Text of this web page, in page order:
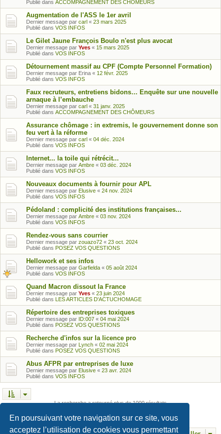
En poursuivant votre navigation sur ce site, vous
acceptez l’utilisation de cookies vous permettant
Publié dans ACCOMPAGNEMENT DES CHÔMEURS
Augmentation de l'ASS le 1er avril
Dernier message par carl « 23 mars 2025
Publié dans VOS INFOS
Le Gilet Jaune François Boulo n'est plus avocat
Dernier message par Yves « 15 mars 2025
Publié dans VOS INFOS
Détournement massif au CPF (Compte Personnel Formation)
Dernier message par Erina « 12 févr. 2025
Publié dans VOS INFOS
Faux recruteurs, entretiens bidons… Enquête sur une nouvelle
arnaque à l’embauche
Dernier message par carl « 31 janv. 2025
Publié dans ACCOMPAGNEMENT DES CHÔMEURS
Assurance chômage : in extremis, le gouvernement donne son
feu vert à la réforme
Dernier message par carl « 04 déc. 2024
Publié dans VOS INFOS
Internet... la toile qui rétrécit...
Dernier message par Ambre « 03 déc. 2024
Publié dans VOS INFOS
Nouveaux documents à fournir pour APL
Dernier message par Elusive « 24 nov. 2024
Publié dans VOS INFOS
Pédoland : complicité des institutions françaises...
Dernier message par Ambre « 03 nov. 2024
Publié dans VOS INFOS
Rendez-vous sans courrier
Dernier message par zouazo72 « 23 oct. 2024
Publié dans POSEZ VOS QUESTIONS
Hellowork et ses infos
Dernier message par Garfielda « 05 août 2024
Publié dans VOS INFOS
Quand Macron dissout la France
Dernier message par Yves « 23 juin 2024
Publié dans LES ARTICLES D'ACTUCHOMAGE
Répertoire des entreprises toxiques
Dernier message par ID:007 « 04 mai 2024
Publié dans POSEZ VOS QUESTIONS
Recherche d'infos sur la licence pro
Dernier message par Lynch « 02 mai 2024
Publié dans POSEZ VOS QUESTIONS
Abus AFPR par entreprises de luxe
Dernier message par Elusive « 23 avr. 2024
Publié dans VOS INFOS
La recherche a retourné plus de 1000 résultats
Page sur 25
Suivant